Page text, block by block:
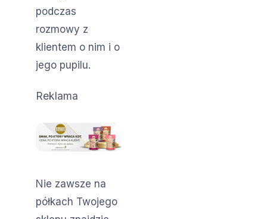
podczas
rozmowy z
klientem o nim i o
jego pupilu.
Reklama
Nie zawsze na
półkach Twojego